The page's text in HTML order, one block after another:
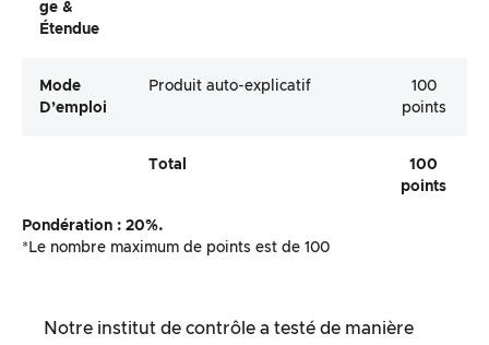
Ge &
Étendue
Mode
D’emploi
Produit auto-explicatif
100
points
Total
100
points
Pondération : 20%.
*Le nombre maximum de points est de 100
Notre institut de contrôle a testé de manière